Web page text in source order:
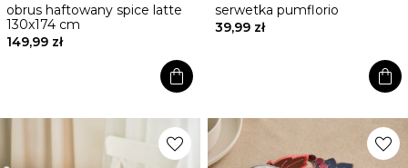
obrus haftowany spice latte
130x174 cm
149,99 zł
shopping_bag
serwetka pumflorio
39,99 zł
shopping_bag
favorite favorite